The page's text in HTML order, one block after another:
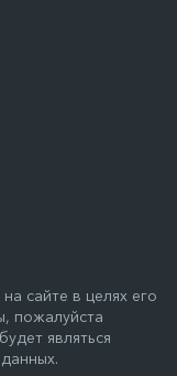
сайте в целях его
пожалуйста
являться